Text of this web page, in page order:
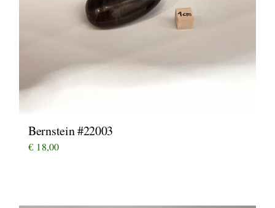
Bernstein #22003
€ 18,00